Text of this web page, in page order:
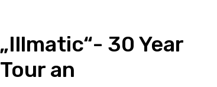
30 Year
an